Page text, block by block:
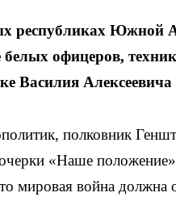
республиках Южной
офицеров,
Василия Алексеевича
полковник
«Наше
мировая война должна